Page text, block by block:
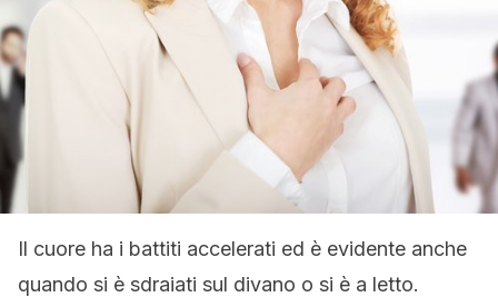
Il cuore ha i battiti accelerati ed è evidente anche
quando si è sdraiati sul divano o si è a letto.